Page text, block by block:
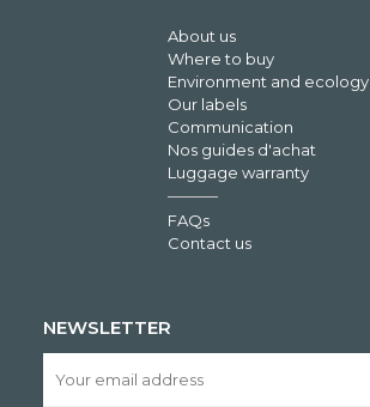
About us
Where to buy
Environment and ecology
Our labels
Communication
Nos guides d'achat
Luggage warranty
FAQs
Contact us
NEWSLETTER